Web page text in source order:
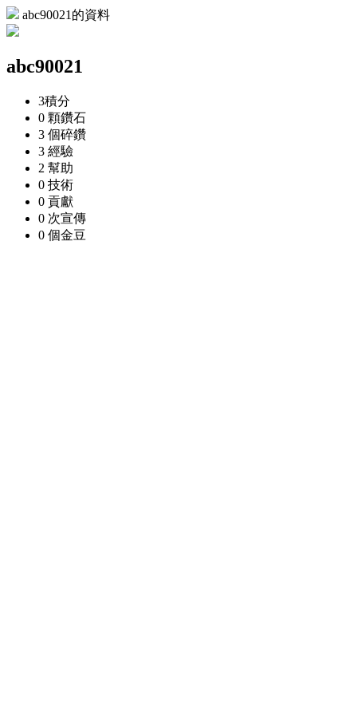
abc90021的資料
abc90021
3積分
0 顆鑽石
3 個碎鑽
3 經驗
2 幫助
0 技術
0 貢獻
0 次宣傳
0 個金豆